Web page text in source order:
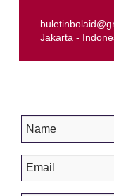
Jakarta -